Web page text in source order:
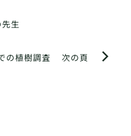
生
次の頁
の植樹調査